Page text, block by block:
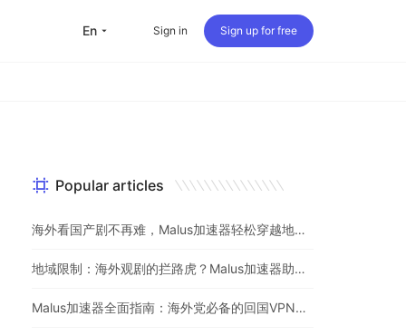
en Sign in Sign up for free
Popular articles
海外看国产剧不再难，Malus加速器轻松穿越地理屏障
地域限制：海外观剧的拦路虎？Malus加速器助你一键突破
Malus加速器全面指南：海外党必备的回国VPN与追剧神器